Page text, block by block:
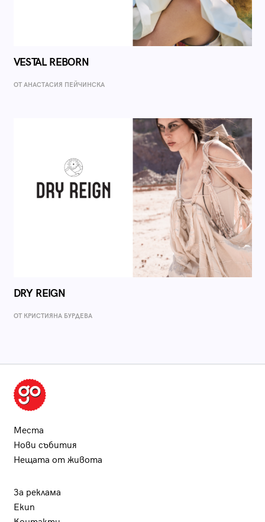
VESTAL REBORN
ОТ AНАСТАСИЯ ПЕЙЧИНСКА
DRY REIGN
ОТ КРИСТИЯНА БУРДЕВА
Места
Нови събития
Нещата от живота
За реклама
Екип